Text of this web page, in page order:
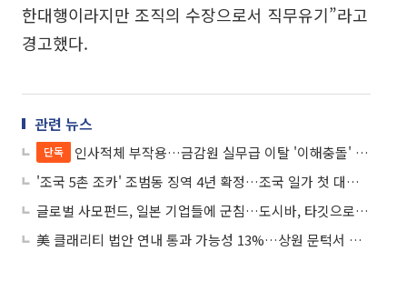
한대행이라지만 조직의 수장으로서 직무유기”라고
경고했다.
관련 뉴스
단독
인사적체 부작용…금감원 실무급 이탈 '이해충돌' 논란
'조국 5촌 조카' 조범동 징역 4년 확정…조국 일가 첫 대법 판결
글로벌 사모펀드, 일본 기업들에 군침…도시바, 타깃으로 유력
美 클래리티 법안 연내 통과 가능성 13%…상원 문턱서 제동